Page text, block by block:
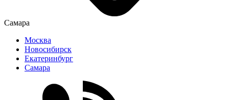
Самара
Москва
Новосибирск
Екатеринбург
Самара